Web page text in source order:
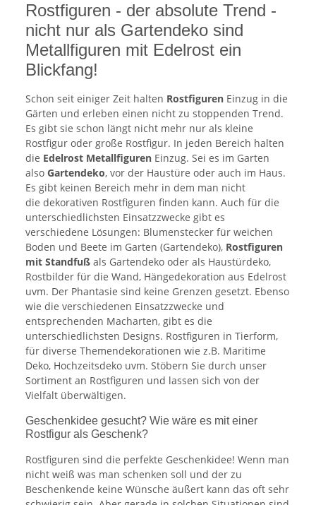
Rostfiguren - der absolute Trend -
nicht nur als Gartendeko sind
Metallfiguren mit Edelrost ein
Blickfang!
Schon seit einiger Zeit halten Rostfiguren Einzug in die
Gärten und erleben einen nicht zu stoppenden Trend.
Es gibt sie schon längt nicht mehr nur als kleine
Rostfigur oder große Rostfigur. In jeden Bereich halten
die Edelrost Metallfiguren Einzug. Sei es im Garten
also Gartendeko, vor der Haustüre oder auch im Haus.
Es gibt keinen Bereich mehr in dem man nicht
die dekorativen Rostfiguren finden kann. Auch für die
unterschiedlichsten Einsatzzwecke gibt es
verschiedene Lösungen: Blumenstecker für weichen
Boden und Beete im Garten (Gartendeko), Rostfiguren
mit Standfuß als Gartendeko oder als Haustürdeko,
Rostbilder für die Wand, Hängedekoration aus Edelrost
uvm. Der Phantasie sind keine Grenzen gesetzt. Ebenso
wie die verschiedenen Einsatzzwecke und
entsprechenden Macharten, gibt es die
unterschiedlichsten Designs. Rostfiguren in Tierform,
für diverse Themendekorationen wie z.B. Maritime
Deko, Hochzeitsdeko uvm. Stöbern Sie durch unser
Sortiment an Rostfiguren und lassen sich von der
Vielfalt überwältigen.
Geschenkidee gesucht? Wie wäre es mit einer
Rostfigur als Geschenk?
Rostfiguren sind die perfekte Geschenkidee! Wenn man
nicht weiß was man schenken soll und der zu
Beschenkende keine Wünsche äußert kann das oft sehr